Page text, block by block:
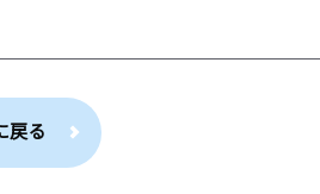
戻る